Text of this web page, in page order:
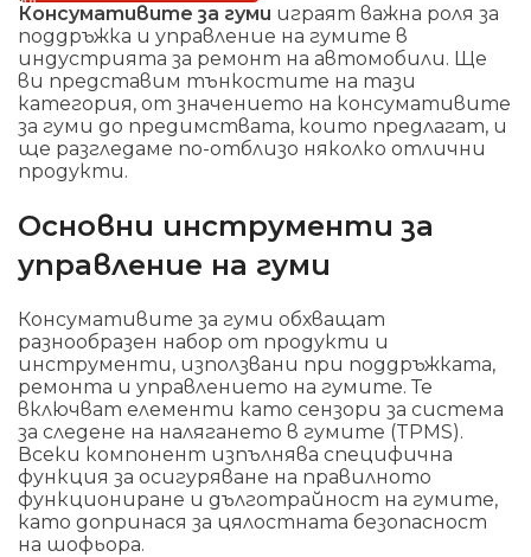
Консумативите за гуми играят важна роля за
поддръжка и управление на гумите в
индустрията за ремонт на автомобили. Ще
ви представим тънкостите на тази
категория, от значението на консумативите
за гуми до предимствата, които предлагат, и
ще разгледаме по-отблизо няколко отлични
продукти.
Основни инструменти за
управление на гуми
Консумативите за гуми обхващат
разнообразен набор от продукти и
инструменти, използвани при поддръжката,
ремонта и управлението на гумите. Те
включват елементи като сензори за система
за следене на налягането в гумите (TPMS).
Всеки компонент изпълнява специфична
функция за осигуряване на правилното
функциониране и дълготрайност на гумите,
като допринася за цялостната безопасност
на шофьора.